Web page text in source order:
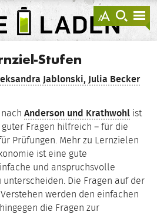
anzeigen
zur
Suche
LEHRE
LADEN
Stufen
Jablonski, Julia Becker
Anderson und Krathwohl ist
Fragen hilfreich – für die
Prüfungen. Mehr zu Lernzielen
ist eine gute
und anspruchsvolle
Die Fragen auf der
werden den einfachen
die Fragen zur